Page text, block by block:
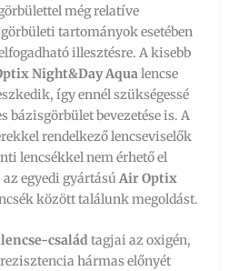
még relatíve
tartományok esetében
illesztésre. A kisebb
Night&Day Aqualencse
így ennél szükségessé
bázisgörbület bevezetése is. A
rendelkező lencseviselők
lencsékkel nem érhető el
az egyedi gyártásúAir Optix
között találunk megoldást.
családtagjai az oxigén,
hármas előnyét